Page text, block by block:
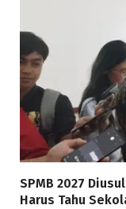
SPMB 2027
Harus Tahu